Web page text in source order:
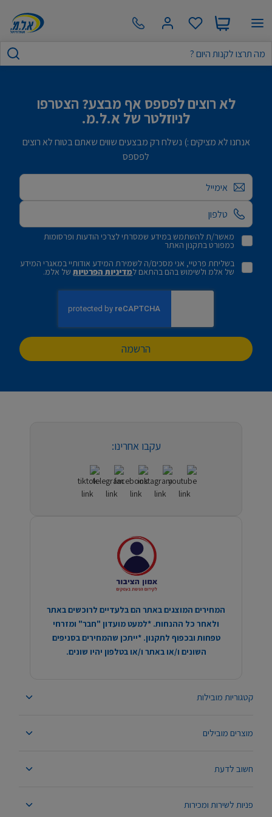
לא רוצים לפספס אף מבצע? הצטרפו
לניוזלטר של א.ל.מ.
אנחנו לא מציקים :) נשלח רק מבצעים שווים שאתם בטוח לא רוצים
לפספס
אימייל
מאשר/ת להשתמש במידע שמסרתי לצרכי הודעות ופרסומות
כמפורט בתקנון האתר
בשליחת פרטיי, אני מסכים/ה לשמירת המידע אודותיי במאגרי המידע
של אלמ ולשימוש בהם בהתאם למדיניות הפרטיותשל אלמ.
הרשמה
קטגוריות מובילות
מוצרים מובילים
חשוב לדעת
פניות לשירות ומכירות
עקבו אחרינו:
המחירים המוצגים באתר הם בלעדיים לרוכשים באתר
ולאחר כל ההנחות. *למעט מועדון "חבר" ומזרחי
טפחות ובכפוף לתקנון. *ייתכן שהמחירים בסניפים
השונים ו/או באתר ו/או בטלפון יהיו שונים.